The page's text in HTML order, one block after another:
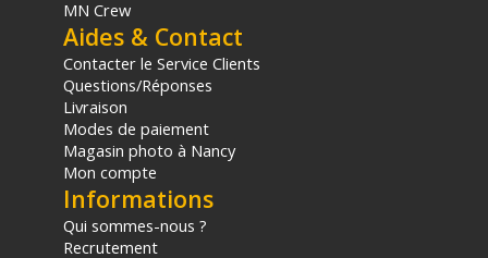
MN Crew
Aides & Contact
Contacter le Service Clients
Questions/Réponses
Livraison
Modes de paiement
Magasin photo à Nancy
Mon compte
Informations
Qui sommes-nous ?
Recrutement